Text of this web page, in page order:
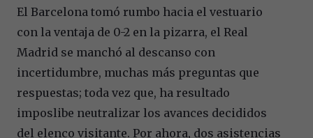
El Barcelona tomó rumbo hacia el vestuario
con la ventaja de 0-2 en la pizarra, el Real
Madrid se manchó al descanso con
incertidumbre, muchas más preguntas que
respuestas; toda vez que, ha resultado
imposlibe neutralizar los avances decididos
del elenco visitante. Por ahora, dos asistencias